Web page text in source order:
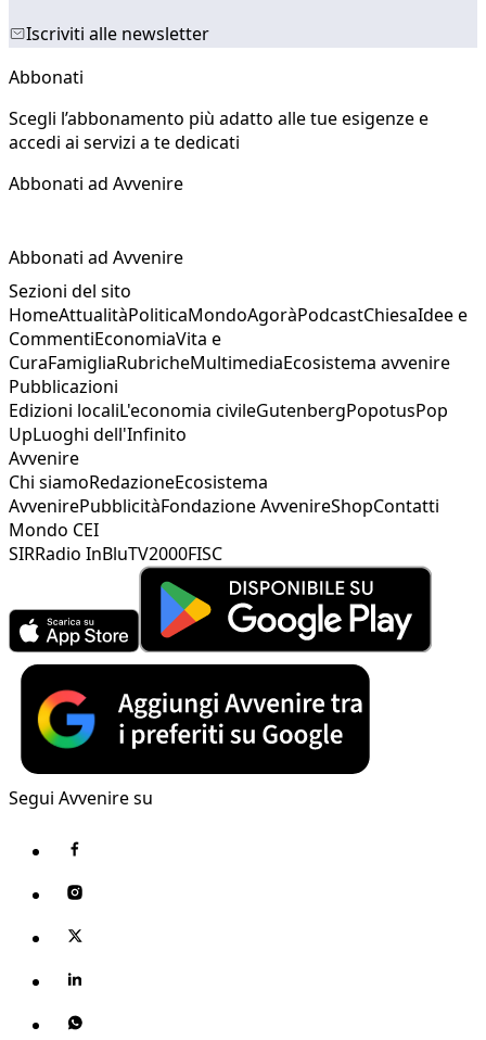
Iscriviti alle newsletter
Abbonati
Scegli l’abbonamento più adatto alle tue esigenze e
accedi ai servizi a te dedicati
Abbonati ad Avvenire
Abbonati ad Avvenire
Sezioni del sito
HomeAttualitàPoliticaMondoAgoràPodcastChiesaIdee e
CommentiEconomiaVita e
CuraFamigliaRubricheMultimediaEcosistema avvenire
Pubblicazioni
Edizioni localiL'economia civileGutenbergPopotusPop
UpLuoghi dell'Infinito
Avvenire
Chi siamoRedazioneEcosistema
AvvenirePubblicitàFondazione AvvenireShopContatti
Mondo CEI
SIRRadio InBluTV2000FISC
Segui Avvenire su